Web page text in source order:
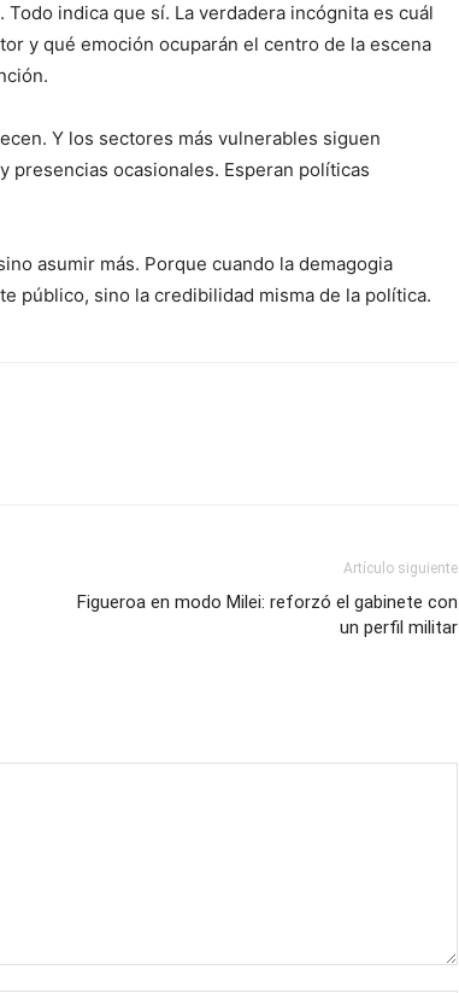
indica que sí. La verdadera incógnita es cuál
y qué emoción ocuparán el centro de la escena
Y los sectores más vulnerables siguen
presencias ocasionales. Esperan políticas
asumir más. Porque cuando la demagogia
público, sino la credibilidad misma de la política.
Artículo siguiente
Figueroa en modo Milei: reforzó el gabinete con
un perfil militar